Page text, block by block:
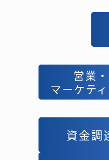
営業・
マーケテ
営業・
マーケテ
資金調
資金調